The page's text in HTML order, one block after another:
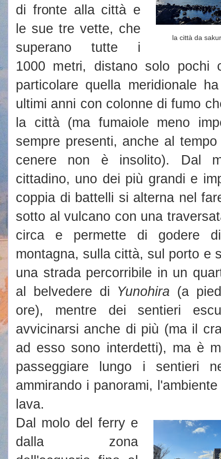
la città da
di fronte alla città e
le sue tre vette, che
superano tutte i
1000 metri, distano solo pochi
particolare quella meridionale
ultimi anni con colonne di fumo
la città (ma fumaiole meno
sempre presenti, anche al
cenere non è insolito). Dal
cittadino, uno dei più grandi e
coppia di battelli si alterna nel
sotto al vulcano con una
circa e permette di godere
montagna, sulla città, sul porto e
una strada percorribile in un
al belvedere di Yunohira (a
ore), mentre dei sentieri
avvicinarsi anche di più (ma il
ad esso sono interdetti), ma è
passeggiare lungo i sentieri
ammirando i panorami,
lava.
Dal molo del ferry e
dalla zona